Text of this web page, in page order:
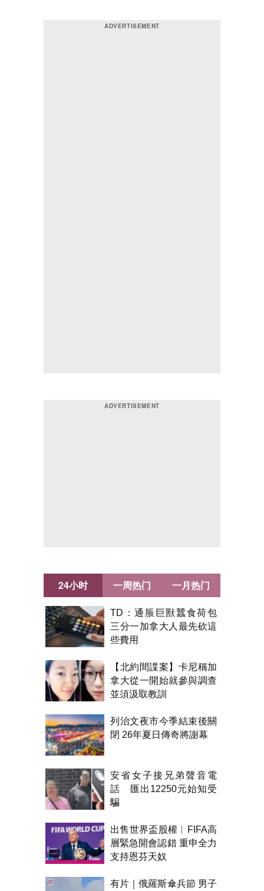
24小时
TD：通脹巨獸蠶食荷包
三分一加拿大人最先砍這
些費用
【北約間諜案】卡尼稱加
拿大從一開始就參與調查
並須汲取教訓
列治文夜市今季結束後關
閉 26年夏日傳奇將謝幕
安省女子接兄弟聲音電
話 匯出12250元始知受
騙
出售世界盃股權︱FIFA高
層緊急開會認錯 重申全力
支持恩芬天奴
有片｜俄羅斯傘兵節 男子
一周热门 一月热门